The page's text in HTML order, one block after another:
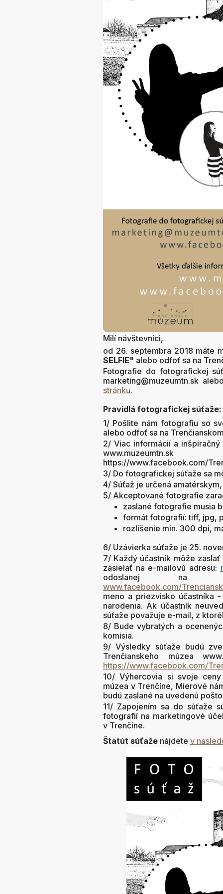
Milí návštevníci,
od 26. septembra 2018 máte
SELFIE" alebo odfoť sa na
Fotografie do fotografickej
marketing@muzeumtn.sk
stránku.
Pravidlá fotografickej súťaže:
1/ Pošlite nám fotografiu so
alebo odfoť sa na
2/ Viac informácií a
www.muzeumtn.sk
https://www.facebook.com/
3/ Do fotografickej súťaže sa
4/ Súťaž je určená
5/ Akceptované fotografie
zaslané fotografie musia
formát fotografií: tiff, jpg,
rozlíšenie min. 300 dpi,
6/ Uzávierka súťaže je 25.
7/ Každý účastník môže
zasielať na e-mailovú adresu:
odoslanej na
www.facebook.com/
meno a priezvisko účastníka
narodenia. Ak účastník
súťaže považuje e-mail, z
8/ Bude vybratých a
komisia.
9/ Výsledky súťaže budú
Trenčianskeho múzea
https://www.facebook.com/
10/ Výhercovia si svoje
múzea v Trenčíne, Mierové
budú zaslané na uvedenú
11/ Zapojením sa do súťaže
fotografií na marketingové
v Trenčíne.
Štatút súťaže nájdete v